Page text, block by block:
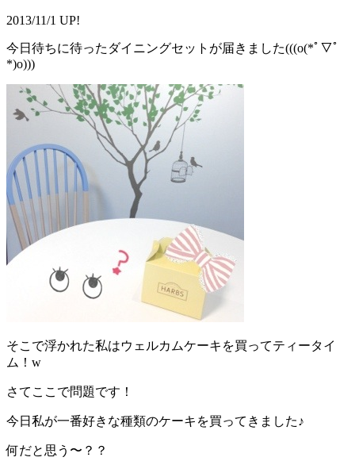
2013/11/1 UP!
今日待ちに待ったダイニングセットが届きました(((o(*ﾟ▽ﾟ
*)o)))
そこで浮かれた私はウェルカムケーキを買ってティータイ
ム！w
さてここで問題です！
今日私が一番好きな種類のケーキを買ってきました♪
何だと思う〜？？